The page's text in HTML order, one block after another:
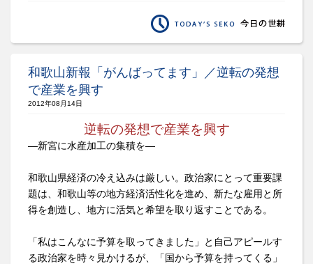
和歌山新報「がんばってます」／逆転の発想
で産業を興す
2012年08月14日
逆転の発想で産業を興す
―新宮に水産加工の集積を―
和歌山県経済の冷え込みは厳しい。政治家にとって重要課
題は、和歌山等の地方経済活性化を進め、新たな雇用と所
得を創造し、地方に活気と希望を取り返すことである。
「私はこんなに予算を取ってきました」と自己アピールす
る政治家を時々見かけるが、「国から予算を持ってくる」